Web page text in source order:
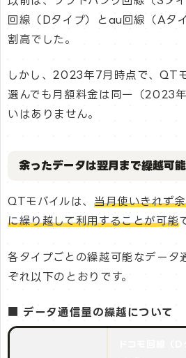
回線（Dタイプ）とau回線（Aタ
割高でした。
しかし、2023年7月時点で、QT
選んでも月額料金は同一（2023
いはありません。
余ったデータは翌月まで繰越可能
QTモバイルは、 当月使いきれず
に繰り越して利用することが可能
各タイプごとの繰越可能なデータ
ぞれ以下のとおりです。
■ データ通信量の繰越について